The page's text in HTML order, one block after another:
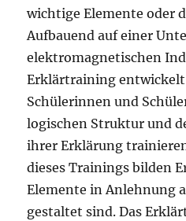
wichtige Elemente oder
Aufbauend auf einer
elektromagnetischen
Erklärtraining
Schülerinnen und
logischen Struktur und
ihrer Erklärung
dieses Trainings bilden
Elemente in Anlehnung
gestaltet sind. Das